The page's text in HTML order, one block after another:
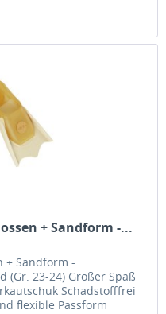
+ Sandform -...
+ Sandform -
(Gr. 23-24) Großer Spaß
Schadstofffrei
flexible Passform